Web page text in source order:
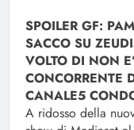
SPOILER GF:
SACCO SU
VOLTO DI NON
CONCORRENTE
CANALE5
A ridosso della